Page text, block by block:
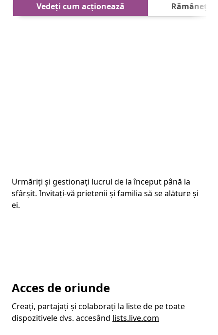
Vedeți cum acționează Rămâneți
Urmăriți și gestionați lucrul de la început până la
sfârșit. Invitați-vă prietenii și familia să se alăture și
ei.
Acces de oriunde
Creați, partajați și colaborați la liste de pe toate
dispozitivele dvs. accesând lists.live.com